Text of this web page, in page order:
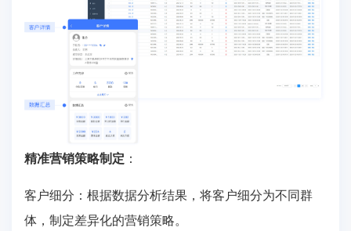
精准营销策略制定 ：
客户细分：根据数据分析结果，将客户细分为不同群
体，制定差异化的营销策略。